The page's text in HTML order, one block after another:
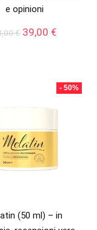
e opinioni
€ Il
78,00 €.
39,00 €Il
39,00 €.
- 50%
(50 ml) – in